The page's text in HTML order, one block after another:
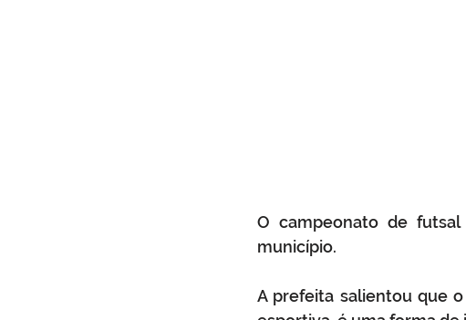
O campeonato de
município.
A prefeita salientou que